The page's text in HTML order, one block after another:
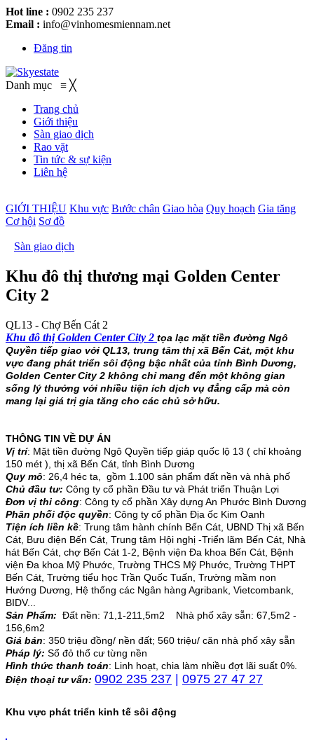
Hot line : 0902 235 237
Email : info@vinhomesmiennam.net
Đăng tin
Danh mục ≡ ╳
Trang chủ
Giới thiệu
Sàn giao dịch
Rao vặt
Tin tức & sự kiện
Liên hệ
GIỚI THIỆU Khu vực Bước chân Giao hòa Quy hoạch Gia tăng
Cơ hội Sơ đồ
Sàn giao dịch
Khu đô thị thương mại Golden Center
City 2
QL13 - Chợ Bến Cát 2
Khu đô thị Golden Center City 2 tọa lạc mặt tiền đường Ngô
Quyền tiếp giao với QL13, trung tâm thị xã Bến Cát, một khu
vực đang phát triển sôi động bậc nhất của tỉnh Bình Dương,
Golden Center City 2 không chỉ mang đến một không gian
sống lý thưởng với nhiều tiện ích dịch vụ đẳng cấp mà còn
mang lại giá trị gia tăng cho các chủ sở hữu.
THÔNG TIN VỀ DỰ ÁN
Vị trí: Mặt tiền đường Ngô Quyền tiếp giáp quốc lộ 13 ( chỉ khoảng
150 mét ), thị xã Bến Cát, tỉnh Bình Dương
Quy mô: 26,4 héc ta, gồm 1.100 sản phẩm đất nền và nhà phố
Chủ đầu tư: Công ty cổ phần Đầu tư và Phát triển Thuận Lợi
Đơn vị thi công: Công ty cổ phần Xây dựng An Phước Bình Dương
Phân phối độc quyền: Công ty cổ phần Địa ốc Kim Oanh
Tiện ích liền kề: Trung tâm hành chính Bến Cát, UBND Thị xã Bến
Cát, Bưu điện Bến Cát, Trung tâm Hội nghị -Triển lãm Bến Cát, Nhà
hát Bến Cát, chợ Bến Cát 1-2, Bệnh viện Đa khoa Bến Cát, Bệnh
viện Đa khoa Mỹ Phước, Trường THCS Mỹ Phước, Trường THPT
Bến Cát, Trường tiểu học Trần Quốc Tuấn, Trường mầm non
Hướng Dương, Hệ thống các Ngân hàng Agribank, Vietcombank,
BIDV...
Sản Phẩm: Đất nền: 71,1-211,5m2 Nhà phố xây sẵn: 67,5m2 -
156,6m2
Giá bán: 350 triệu đồng/ nền đất; 560 triệu/ căn nhà phố xây sẵn
Pháp lý: Sổ đỏ thổ cư từng nền
Hình thức thanh toán: Linh hoạt, chia làm nhiều đợt lãi suất 0%.
Điện thoại tư vấn: 0902 235 237 | 0975 27 47 27
Khu vực phát triển kinh tế sôi động